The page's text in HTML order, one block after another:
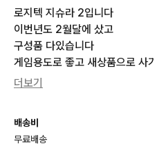
로지텍 지슈라 2입니다
이번년도 2월달에 샀고
구성품 다있습니다
게임용도로 좋고 새상품으로 사
다
더보기
배송비
무료배송